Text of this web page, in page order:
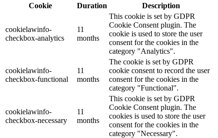
Cookie
Duration Description
cookielawinfo-
checkbox-analytics
11
months
This cookie is set by GDPR
Cookie Consent plugin. The
cookie is used to store the user
consent for the cookies in the
category "Analytics".
cookielawinfo-
checkbox-functional
11
months
The cookie is set by GDPR
cookie consent to record the user
consent for the cookies in the
category "Functional".
cookielawinfo-
checkbox-necessary
11
months
This cookie is set by GDPR
Cookie Consent plugin. The
cookies is used to store the user
consent for the cookies in the
category "Necessary".